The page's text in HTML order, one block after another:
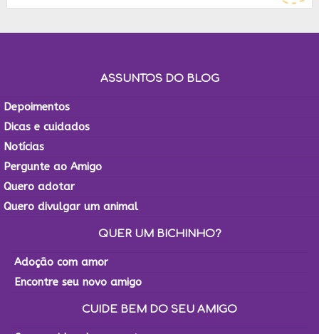
ASSUNTOS DO BLOG
Depoimentos
Dicas e cuidados
Notícias
Pergunte ao Amigo
Quero adotar
Quero divulgar um animal
QUER UM BICHINHO?
Adoção com amor
Encontre seu novo amigo
CUIDE BEM DO SEU AMIGO